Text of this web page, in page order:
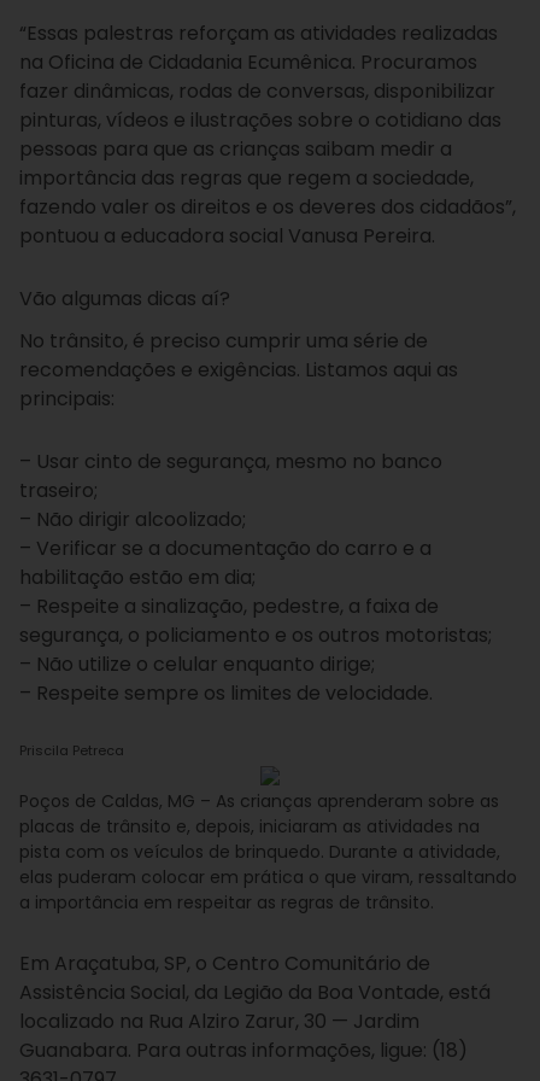
“Essas palestras reforçam as atividades realizadas
na Oficina de Cidadania Ecumênica. Procuramos
fazer dinâmicas, rodas de conversas, disponibilizar
pinturas, vídeos e ilustrações sobre o cotidiano das
pessoas para que as crianças saibam medir a
importância das regras que regem a sociedade,
fazendo valer os direitos e os deveres dos cidadãos”,
pontuou a educadora social Vanusa Pereira.
Vão algumas dicas aí?
No trânsito, é preciso cumprir uma série de
recomendações e exigências. Listamos aqui as
principais:
– Usar cinto de segurança, mesmo no banco
traseiro;
– Não dirigir alcoolizado;
– Verificar se a documentação do carro e a
habilitação estão em dia;
– Respeite a sinalização, pedestre, a faixa de
segurança, o policiamento e os outros motoristas;
– Não utilize o celular enquanto dirige;
– Respeite sempre os limites de velocidade.
Priscila Petreca
Poços de Caldas, MG – As crianças aprenderam sobre as
placas de trânsito e, depois, iniciaram as atividades na
pista com os veículos de brinquedo. Durante a atividade,
elas puderam colocar em prática o que viram, ressaltando
a importância em respeitar as regras de trânsito.
Em Araçatuba, SP, o Centro Comunitário de
Assistência Social, da Legião da Boa Vontade, está
localizado na Rua Alziro Zarur, 30 — Jardim
Guanabara. Para outras informações, ligue: (18)